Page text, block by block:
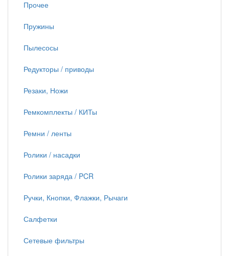
Прочее
Пружины
Пылесосы
Редукторы / приводы
Резаки, Ножи
Ремкомплекты / КИТы
Ремни / ленты
Ролики / насадки
Ролики заряда / PCR
Ручки, Кнопки, Флажки, Рычаги
Салфетки
Сетевые фильтры